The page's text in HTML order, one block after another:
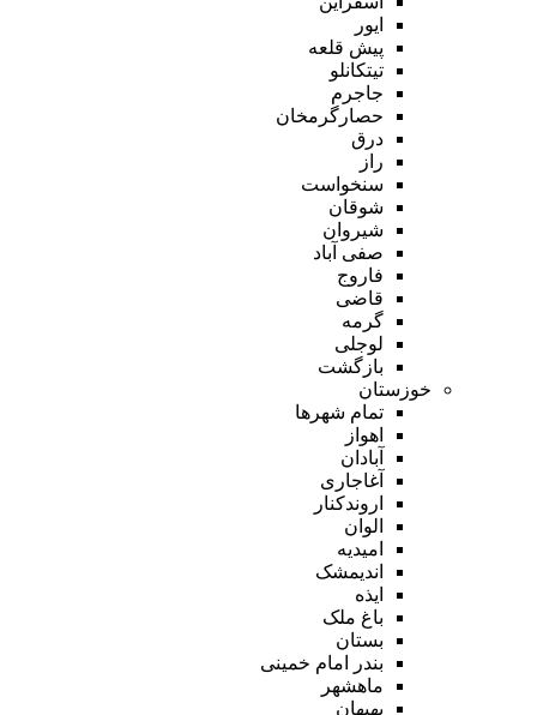
ایور
پیش قلعه
تیتکانلو
جاجرم
حصارگرمخان
درق
راز
سنخواست
شوقان
شیروان
صفی آباد
فاروج
قاضی
گرمه
لوجلی
بازگشت
خوزستان
تمام شهر‌ها
اهواز
آبادان
آغاجاری
اروندکنار
الوان
امیدیه
اندیمشک
ایذه
باغ ملک
بستان
بندر امام خمینی
ماهشهر
بهبهان